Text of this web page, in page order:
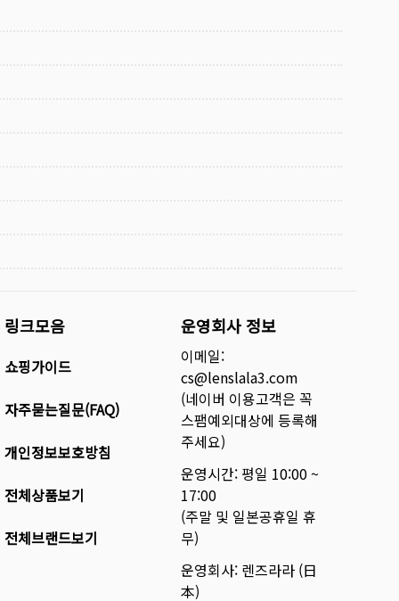
링크모음
쇼핑가이드
자주묻는질문(FAQ)
개인정보보호방침
전체상품보기
전체브랜드보기
운영회사 정보
이메일:
cs@lenslala3.com
(네이버 이용고객은 꼭
스팸예외대상에 등록해
주세요)
운영시간: 평일 10:00 ~
17:00
(주말 및 일본공휴일 휴
무)
운영회사: 렌즈라라 (日
本)